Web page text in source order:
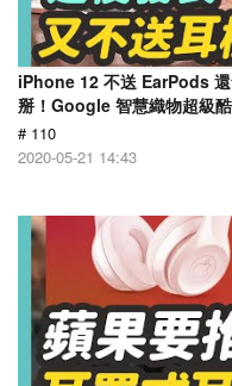
iPhone 12 不送 EarPods
掰！Google 智慧織物超級
# 110
2020-05-21 14:43